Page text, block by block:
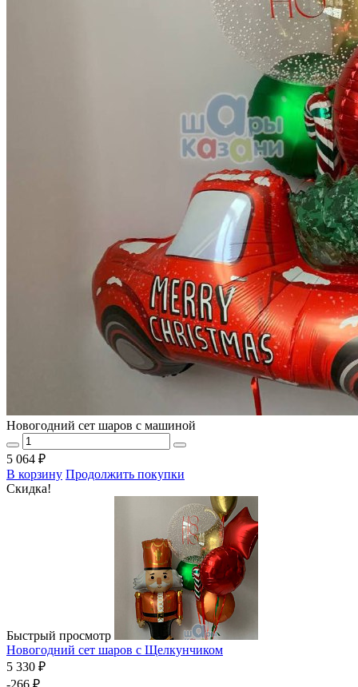
Новогодний сет шаров с машиной
5 064 ₽
В корзину Продолжить покупки
Скидка!
Быстрый просмотр
Новогодний сет шаров с Щелкунчиком
5 330 ₽
-266 ₽